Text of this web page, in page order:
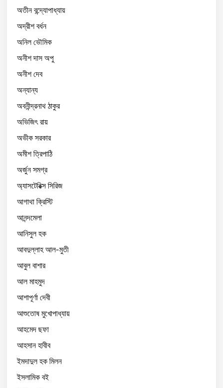
অতীন বন্দ্যোপাধ্যায়
অদ্রীশ বর্ধন
অনিল ভৌমিক
অনীশ দাস অপু
অনীশ দেব
অন্যান্য
অবনীন্দ্রনাথ ঠাকুর
অভিজিৎ রায়
অভীক সরকার
অমীশ ত্রিপাঠি
অর্জুন সমগ্র
অ্যাসটেরিক্স সিরিজ
আগাথা ক্রিস্টি
আনন্দমেলা
আনিসুল হক
আবদুল্লাহ আল-মুতী
আবুল বাশার
আল মাহমুদ
আশাপূর্ণা দেবী
আশুতোষ মুখোপাধ্যায়
আহমেদ ছফা
আহসান হাবীব
ইমদাদুল হক মিলন
ইসলামিক বই